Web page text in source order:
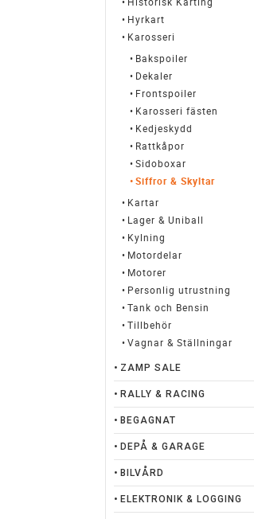
Hyrkart
Karosseri
Bakspoiler
Dekaler
Frontspoiler
Karosseri fästen
Kedjeskydd
Rattkåpor
Sidoboxar
Siffror & Skyltar
Kartar
Lager & Uniball
Kylning
Motordelar
Motorer
Personlig utrustning
Tank och Bensin
Tillbehör
Vagnar & Ställningar
ZAMP SALE
RALLY & RACING
BEGAGNAT
DEPÅ & GARAGE
BILVÅRD
ELEKTRONIK & LOGGING